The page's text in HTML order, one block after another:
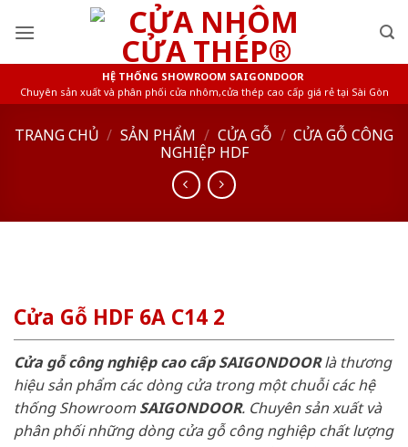
HỆ THỐNG SHOWROOM SAIGONDOOR
Chuyên sản xuất và phân phối cửa nhôm,cửa thép cao cấp giá rẻ tại Sài Gòn
TRANG CHỦ / SẢN PHẨM / CỬA GỖ / CỬA GỖ CÔNG
NGHIỆP HDF
Cửa Gỗ HDF 6A C14 2
Cửa gỗ công nghiệp cao cấp SAIGONDOORlà thương
hiệu sản phẩm các dòng cửa trong một chuỗi các hệ
thống ShowroomSAIGONDOOR. Chuyên sản xuất và
phân phối những dòng cửa gỗ công nghiệp chất lượng